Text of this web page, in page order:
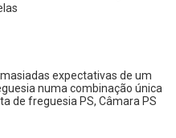
expectativas de um
numa combinação única
de freguesia PS, Câmara PS